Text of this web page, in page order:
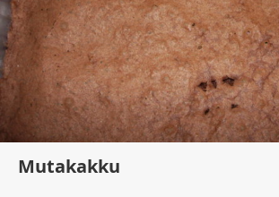
Mutakakku